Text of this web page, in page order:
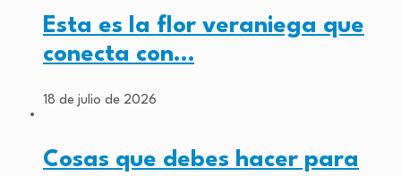
Esta es la flor veraniega que
conecta con…
18 de julio de 2026
Cosas que debes hacer para